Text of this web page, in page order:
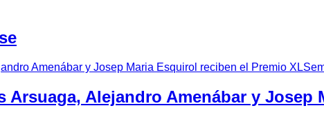
Alejandro Amenábar y Josep